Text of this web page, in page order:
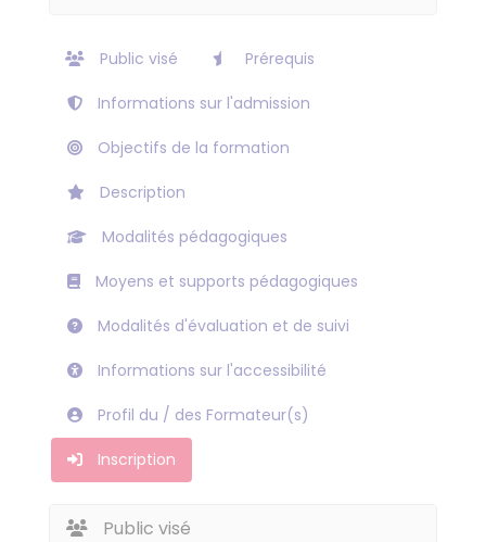
Public visé Prérequis
Informations sur l'admission
Objectifs de la formation
Description
Modalités pédagogiques
Moyens et supports pédagogiques
Modalités d'évaluation et de suivi
Informations sur l'accessibilité
Profil du / des Formateur(s)
Inscription
Public visé